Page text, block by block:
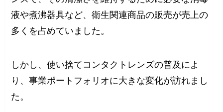
液や煮沸器具など、衛生関連商品の販売が売上の
多くを占めていました。
しかし、使い捨てコンタクトレンズの普及によ
り、事業ポートフォリオに大きな変化が訪れまし
た。